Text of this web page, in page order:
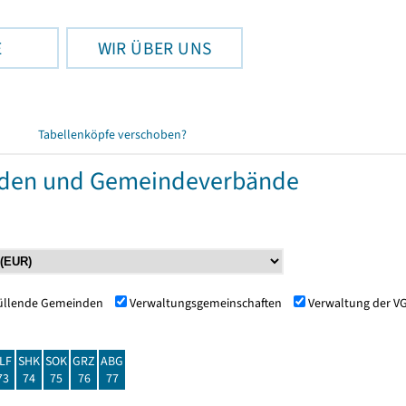
WIR ÜBER UNS
Tabellenköpfe verschoben?
und Gemeindeverbände
Gemeinden Verwaltungsgemeinschaften Verwaltung der
SHK
74
SOK
75
GRZ
76
ABG
77